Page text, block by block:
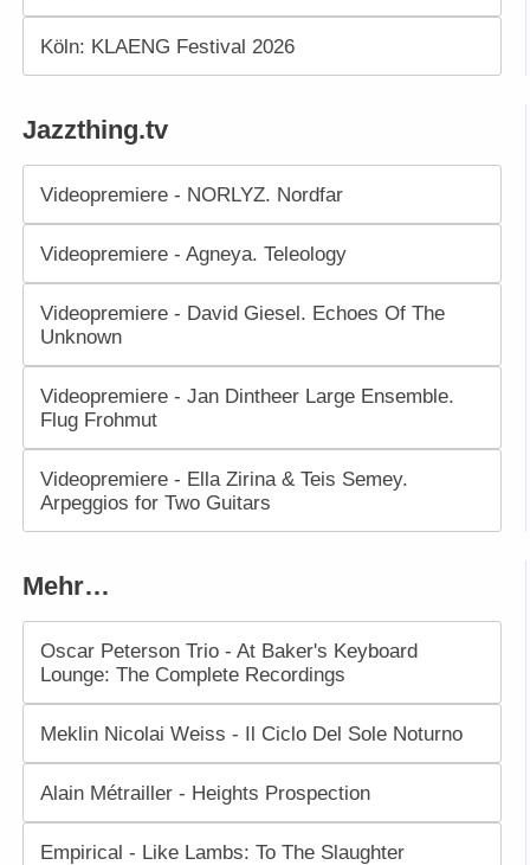
Köln: KLAENG Festival 2026
Jazzthing.tv
Videopremiere - NORLYZ. Nordfar
Videopremiere - Agneya. Teleology
Videopremiere - David Giesel. Echoes Of The
Unknown
Videopremiere - Jan Dintheer Large Ensemble.
Flug Frohmut
Videopremiere - Ella Zirina & Teis Semey.
Arpeggios for Two Guitars
Mehr…
Oscar Peterson Trio - At Baker's Keyboard
Lounge: The Complete Recordings
Meklin Nicolai Weiss - Il Ciclo Del Sole Noturno
Alain Métrailler - Heights Prospection
Empirical - Like Lambs: To The Slaughter